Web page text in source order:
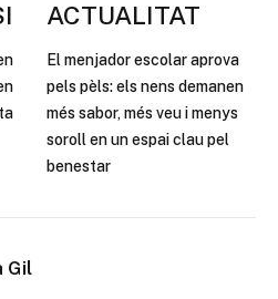
ACTUALITAT
El menjador escolar aprova
pels pèls: els nens demanen
més sabor, més veu i menys
soroll en un espai clau pel
benestar
Gil